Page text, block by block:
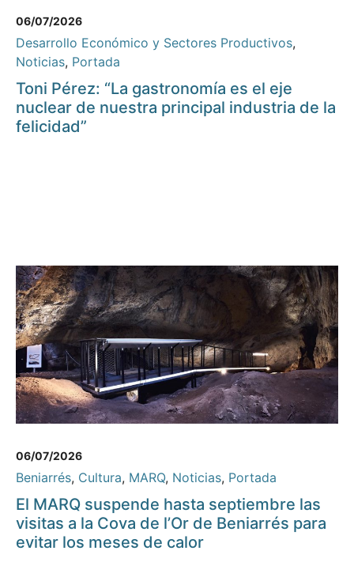
06/07/2026
Desarrollo Económico y Sectores Productivos,
Noticias, Portada
Toni Pérez: “La gastronomía es el eje
nuclear de nuestra principal industria de la
felicidad”
06/07/2026
Beniarrés, Cultura, MARQ, Noticias, Portada
El MARQ suspende hasta septiembre las
visitas a la Cova de l’Or de Beniarrés para
evitar los meses de calor